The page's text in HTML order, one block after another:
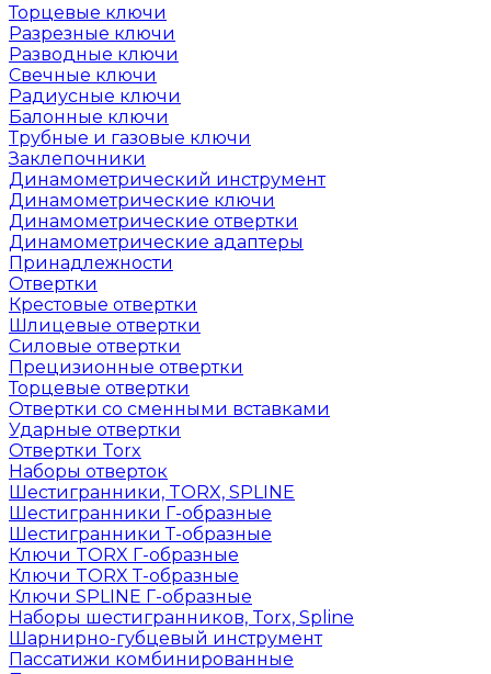
Торцевые ключи
Разрезные ключи
Разводные ключи
Свечные ключи
Радиусные ключи
Балонные ключи
Трубные и газовые ключи
Заклепочники
Динамометрический инструмент
Динамометрические ключи
Динамометрические отвертки
Динамометрические адаптеры
Принадлежности
Отвертки
Крестовые отвертки
Шлицевые отвертки
Силовые отвертки
Прецизионные отвертки
Торцевые отвертки
Отвертки со сменными вставками
Ударные отвертки
Отвертки Torx
Наборы отверток
Шестигранники, TORX, SPLINE
Шестигранники Г-образные
Шестигранники Т-образные
Ключи TORX Г-образные
Ключи TORX Т-образные
Ключи SPLINE Г-образные
Наборы шестигранников, Torx, Spline
Шарнирно-губцевый инструмент
Пассатижи комбинированные